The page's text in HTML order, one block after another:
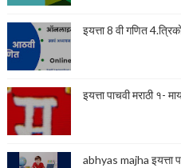
इयत्ता 8 वी गणित
इयत्ता पाचवी मराठी १-
abhyas majha इयत्ता